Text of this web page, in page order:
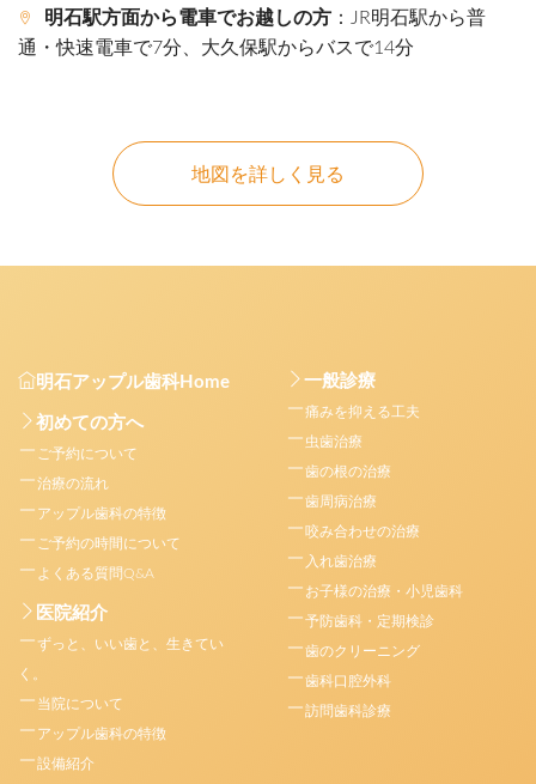
明石駅方面から電車でお越しの方 ：JR明石駅から普
通・快速電車で7分、大久保駅からバスで14分
地図を詳しく見る
明石アップル歯科Home
初めての方へ
ご予約について
治療の流れ
アップル歯科の特徴
ご予約の時間について
よくある質問Q&A
医院紹介
ずっと、いい歯と、生きてい
く。
当院について
アップル歯科の特徴
設備紹介
一般診療
痛みを抑える工夫
虫歯治療
歯の根の治療
歯周病治療
咬み合わせの治療
入れ歯治療
お子様の治療・小児歯科
予防歯科・定期検診
歯のクリーニング
歯科口腔外科
訪問歯科診療